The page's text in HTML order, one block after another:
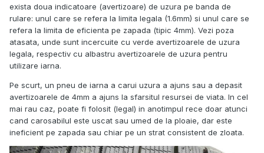
exista doua indicatoare (avertizoare) de uzura pe banda de
rulare: unul care se refera la limita legala (1.6mm) si unul care se
refera la limita de eficienta pe zapada (tipic 4mm). Vezi poza
atasata, unde sunt incercuite cu verde avertizoarele de uzura
legala, respectiv cu albastru avertizoarele de uzura pentru
utilizare iarna.
Pe scurt, un pneu de iarna a carui uzura a ajuns sau a depasit
avertizoarele de 4mm a ajuns la sfarsitul resursei de viata. In cel
mai rau caz, poate fi folosit (legal) in anotimpul rece doar atunci
cand carosabilul este uscat sau umed de la ploaie, dar este
ineficient pe zapada sau chiar pe un strat consistent de zloata.